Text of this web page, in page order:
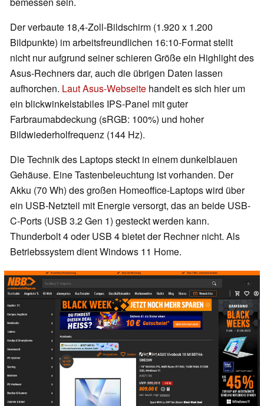
Der verbaute 18,4-Zoll-Bildschirm (1.920 x 1.200
Bildpunkte) im arbeitsfreundlichen 16:10-Format stellt
nicht nur aufgrund seiner schieren Größe ein Highlight des
Asus-Rechners dar, auch die übrigen Daten lassen
aufhorchen. Laut Asus-Webseite handelt es sich hier um
ein blickwinkelstabiles IPS-Panel mit guter
Farbraumabdeckung (sRGB: 100%) und hoher
Bildwiederholfrequenz (144 Hz).
Die Technik des Laptops steckt in einem dunkelblauen
Gehäuse. Eine Tastenbeleuchtung ist vorhanden. Der
Akku (70 Wh) des großen Homeoffice-Laptops wird über
ein USB-Netzteil mit Energie versorgt, das an beide USB-
C-Ports (USB 3.2 Gen 1) gesteckt werden kann.
Thunderbolt 4 oder USB 4 bietet der Rechner nicht. Als
Betriebssystem dient Windows 11 Home.